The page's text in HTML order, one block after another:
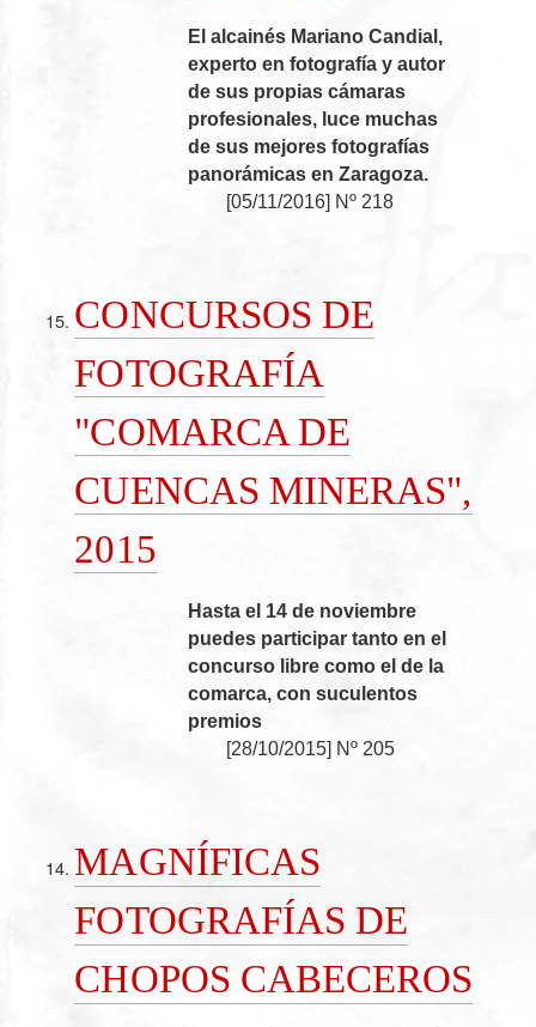
El alcainés Mariano Candial,
experto en fotografía y autor
de sus propias cámaras
profesionales, luce muchas
de sus mejores fotografías
panorámicas en Zaragoza.
[05/11/2016] Nº 218
CONCURSOS DE
FOTOGRAFÍA
"COMARCA DE
CUENCAS MINERAS",
2015
Hasta el 14 de noviembre
puedes participar tanto en el
concurso libre como el de la
comarca, con suculentos
premios
[28/10/2015] Nº 205
MAGNÍFICAS
FOTOGRAFÍAS DE
CHOPOS CABECEROS